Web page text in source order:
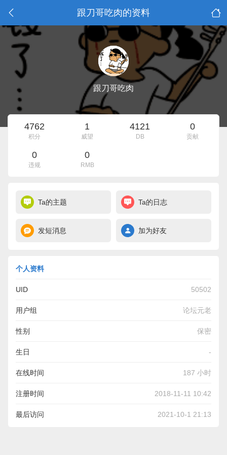
跟刀哥吃肉的资料
跟刀哥吃肉
4762
积分
1
威望
4121
DB
0
贡献
0
违规
0
RMB
Ta的主题 Ta的日志
发短消息 加为好友
个人资料
UID 50502
用户组 论坛元老
性别 保密
生日 -
在线时间 187 小时
注册时间 2018-11-11 10:42
最后访问 2021-10-1 21:13